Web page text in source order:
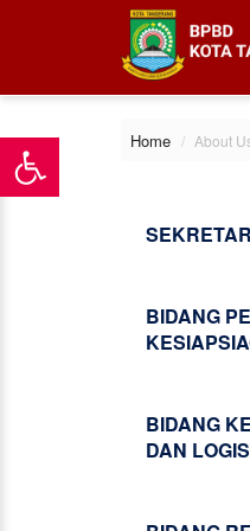
Home About
BIDANG
BIDANG
DAN